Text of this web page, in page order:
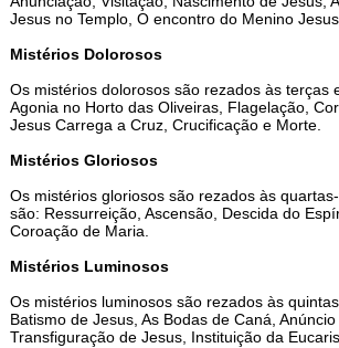
Jesus no Templo, O encontro do Menino Jesus
Mistérios Dolorosos
Os mistérios dolorosos são rezados às terças
Agonia no Horto das Oliveiras, Flagelação,
Jesus Carrega a Cruz, Crucificação e Morte.
Mistérios Gloriosos
Os mistérios gloriosos são rezados às
são: Ressurreição, Ascensão, Descida do
Coroação de Maria.
Mistérios Luminosos
Os mistérios luminosos são rezados às
Batismo de Jesus, As Bodas de Caná,
Transfiguração de Jesus, Instituição da